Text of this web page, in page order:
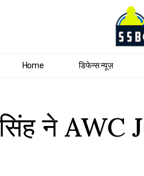
Home डिफेन्स न्यूज़
ने